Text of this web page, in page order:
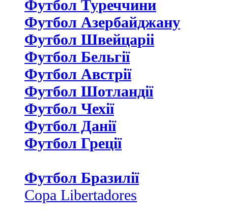
Футбол Туреччини
Футбол Азербайджану
Футбол Швейцаріі
Футбол Бельгії
Футбол Австрії
Футбол Шотландії
Футбол Чехії
Футбол Данії
Футбол Греції
Футбол Бразилії
Copa Libertadores